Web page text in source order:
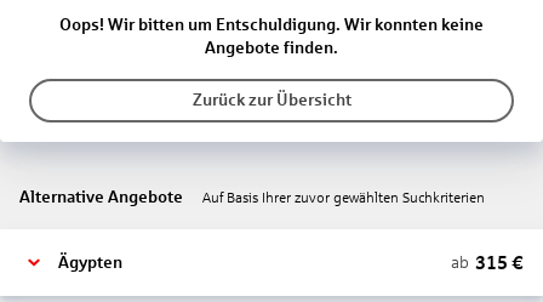
Oops! Wir bitten um Entschuldigung. Wir konnten keine
Angebote finden.
Zurück zur Übersicht
Alternative Angebote Auf Basis Ihrer zuvor gewählten Suchkriterien
Ägypten ab 315 €